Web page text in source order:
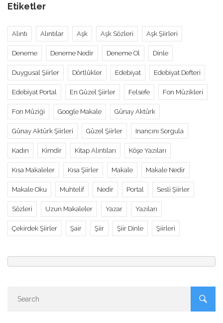
Etiketler
Alıntı Alıntılar Aşk Aşk Sözleri Aşk Şiirleri
Deneme Deneme Nedir Deneme Ol Dinle
Duygusal Şiirler Dörtlükler Edebiyat Edebiyat Defteri
Edebiyat Portal En Güzel Şiirler Felsefe Fon Müzikleri
Fon Müziği Google Makale Günay Aktürk
Günay Aktürk Şiirleri Güzel Şiirler Inancını Sorgula
Kadın Kimdir Kitap Alıntıları Köşe Yazıları
Kısa Makaleler Kısa Şiirler Makale Makale Nedir
Makale Oku Muhtelif Nedir Portal Sesli Şiirler
Sözleri Uzun Makaleler Yazar Yazıları
Çekirdek Şiirler Şair Şiir Şiir Dinle Şiirleri